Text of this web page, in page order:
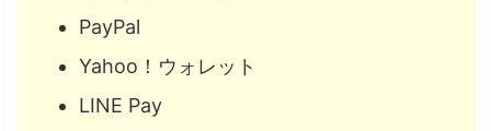
PayPal
Yahoo！ウォレット
LINE Pay